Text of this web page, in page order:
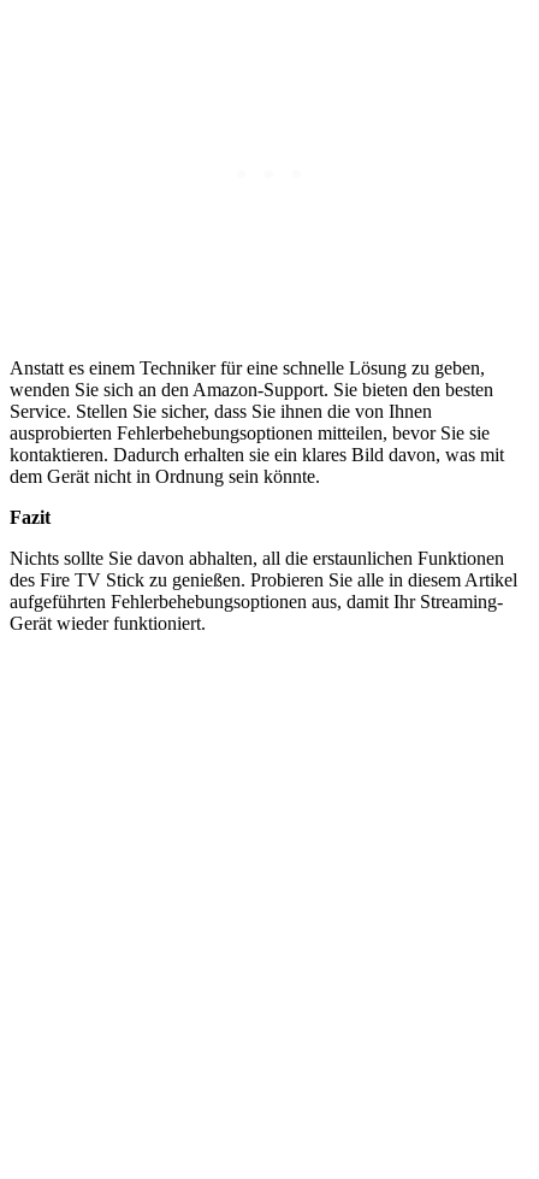
Anstatt es einem Techniker für eine schnelle Lösung zu geben,
wenden Sie sich an den Amazon-Support. Sie bieten den besten
Service. Stellen Sie sicher, dass Sie ihnen die von Ihnen
ausprobierten Fehlerbehebungsoptionen mitteilen, bevor Sie sie
kontaktieren. Dadurch erhalten sie ein klares Bild davon, was mit
dem Gerät nicht in Ordnung sein könnte.
Fazit
Nichts sollte Sie davon abhalten, all die erstaunlichen Funktionen
des Fire TV Stick zu genießen. Probieren Sie alle in diesem Artikel
aufgeführten Fehlerbehebungsoptionen aus, damit Ihr Streaming-
Gerät wieder funktioniert.